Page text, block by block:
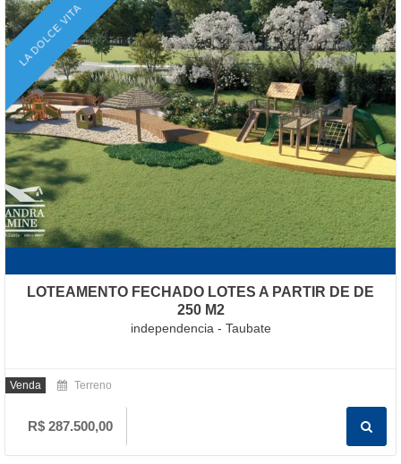
LA DOLCE VITA
LOTEAMENTO FECHADO LOTES A PARTIR DE DE
250 M2
independencia - Taubate
Venda Terreno
R$ 287.500,00